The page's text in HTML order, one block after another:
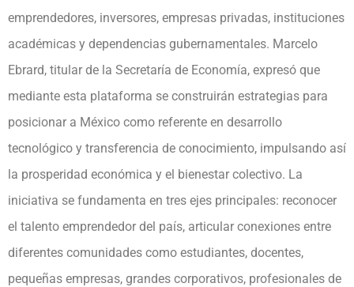
emprendedores, inversores, empresas privadas, instituciones
académicas y dependencias gubernamentales. Marcelo
Ebrard, titular de la Secretaría de Economía, expresó que
mediante esta plataforma se construirán estrategias para
posicionar a México como referente en desarrollo
tecnológico y transferencia de conocimiento, impulsando así
la prosperidad económica y el bienestar colectivo. La
iniciativa se fundamenta en tres ejes principales: reconocer
el talento emprendedor del país, articular conexiones entre
diferentes comunidades como estudiantes, docentes,
pequeñas empresas, grandes corporativos, profesionales de